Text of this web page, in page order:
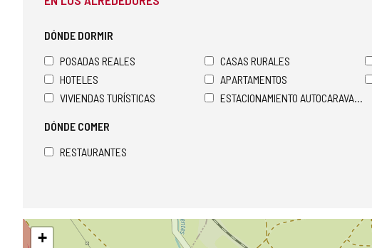
DÓNDE DORMIR
POSADAS REALES
CASAS RURALES
HOTELES
APARTAMENTOS
VIVIENDAS TURÍSTICAS
ESTACIONAMIENTO AUTOCARAVANAS
DÓNDE COMER
RESTAURANTES
Saltar
mapa
+